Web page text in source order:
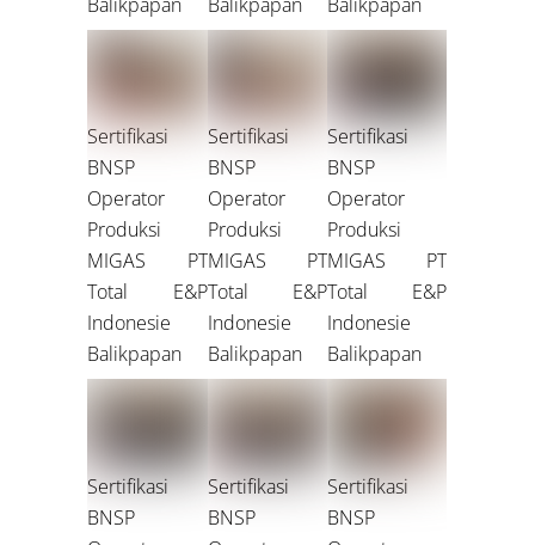
Sertifikasi
BNSP
Operator
Produksi
MIGAS PT
Total E&P
Indonesie
Balikpapan
Sertifikasi
BNSP
Operator
Produksi
MIGAS PT
Total E&P
Indonesie
Balikpapan
Sertifikasi
BNSP
Operator
Produksi
MIGAS PT
Total E&P
Indonesie
Balikpapan
Sertifikasi
BNSP
Sertifikasi
BNSP
Sertifikasi
BNSP